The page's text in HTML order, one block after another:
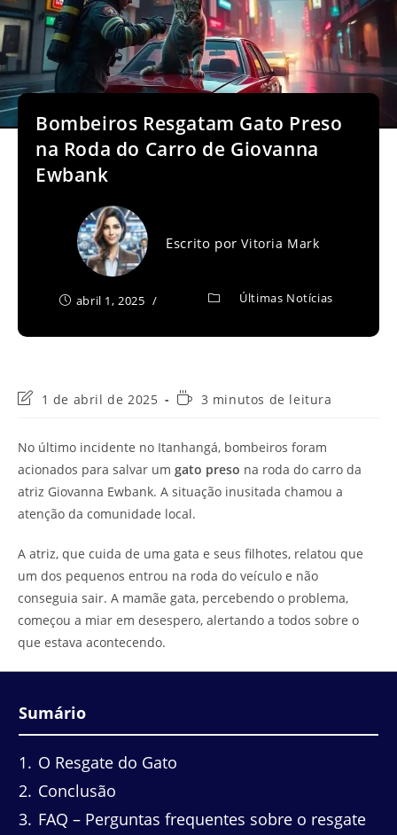
Bombeiros Resgatam Gato Preso
na Roda do Carro de Giovanna
Ewbank
Escrito porVitoria Mark
abril 1, 2025 Últimas Notícias
Última
post:
1 de abril de 2025
Tempo3 minutos de leitura
No último incidente no Itanhangá, bombeiros foram
acionados para salvar um gato preso na roda do carro da
atriz Giovanna Ewbank. A situação inusitada chamou a
atenção da comunidade local.
A atriz, que cuida de uma gata e seus filhotes, relatou que
um dos pequenos entrou na roda do veículo e não
conseguia sair. A mamãe gata, percebendo o problema,
começou a miar em desespero, alertando a todos sobre o
que estava acontecendo.
Sumário
1
O Resgate do Gato
2 Conclusão
3 FAQ – Perguntas frequentes sobre o resgate